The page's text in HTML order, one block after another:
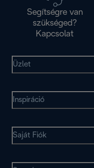
Segítségre van
szükséged?
Kapcsolat
Üzlet
Inspiráció
Saját Fiók